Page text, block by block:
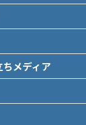
メディア